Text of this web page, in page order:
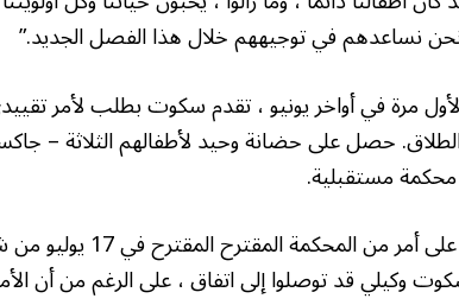
نساعدهم في توجيههم خلال هذا الفصل الجديد.”
مرة في أواخر يونيو ، تقدم سكوت بطلب لأمر
تم الحصول على أمر
وكيلي قد توصلوا إلى اتفاق ، على الرغم من أن